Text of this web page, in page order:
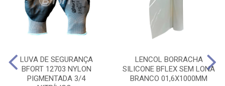
LUVA DE SEGURANÇA
BFORT 12703 NYLON
PIGMENTADA 3/4
LENCOL BORRACHA
SILICONE BFLEX SEM LONA
BRANCO 01,6X1000MM